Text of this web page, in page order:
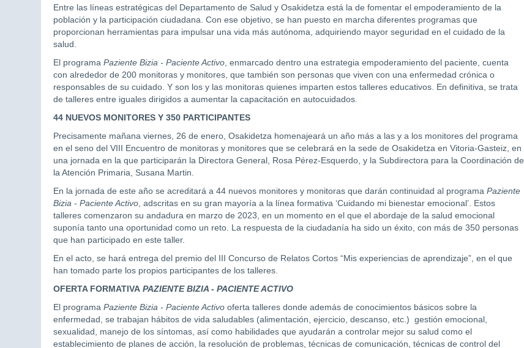
Entre las líneas estratégicas del Departamento de Salud y Osakidetza está la de fomentar el empoderamiento de la
población y la participación ciudadana. Con ese objetivo, se han puesto en marcha diferentes programas que
proporcionan herramientas para impulsar una vida más autónoma, adquiriendo mayor seguridad en el cuidado de la
salud.
El programa Paziente Bizia - Paciente Activo , enmarcado dentro una estrategia empoderamiento del paciente, cuenta
con alrededor de 200 monitoras y monitores, que también son personas que viven con una enfermedad crónica o
responsables de su cuidado. Y son los y las monitoras quienes imparten estos talleres educativos. En definitiva, se trata
de talleres entre iguales dirigidos a aumentar la capacitación en autocuidados.
44 NUEVOS MONITORES Y 350 PARTICIPANTES
Precisamente mañana viernes, 26 de enero, Osakidetza homenajeará un año más a las y a los monitores del programa
en el seno del VIII Encuentro de monitoras y monitores que se celebrará en la sede de Osakidetza en Vitoria-Gasteiz, en
una jornada en la que participarán la Directora General, Rosa Pérez-Esquerdo, y la Subdirectora para la Coordinación de
la Atención Primaria, Susana Martin.
En la jornada de este año se acreditará a 44 nuevos monitores y monitoras que darán continuidad al programa Paziente
Bizia - Paciente Activo , adscritas en su gran mayoría a la línea formativa ‘Cuidando mi bienestar emocional’. Estos
talleres comenzaron su andadura en marzo de 2023, en un momento en el que el abordaje de la salud emocional
suponía tanto una oportunidad como un reto. La respuesta de la ciudadanía ha sido un éxito, con más de 350 personas
que han participado en este taller.
En el acto, se hará entrega del premio del III Concurso de Relatos Cortos “Mis experiencias de aprendizaje”, en el que
han tomado parte los propios participantes de los talleres.
OFERTA FORMATIVA PAZIENTE BIZIA - PACIENTE ACTIVO
El programa Paziente Bizia - Paciente Activo oferta talleres donde además de conocimientos básicos sobre la
enfermedad, se trabajan hábitos de vida saludables (alimentación, ejercicio, descanso, etc.) gestión emocional,
sexualidad, manejo de los síntomas, así como habilidades que ayudarán a controlar mejor su salud como el
establecimiento de planes de acción, la resolución de problemas, técnicas de comunicación, técnicas de control del